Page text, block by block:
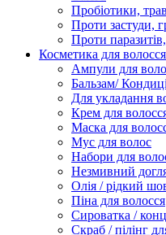
Пробіотики,
Проти застуди,
Проти паразитів,
Косметика для волосся
Ампули для
Бальзам/
Для укладання
Крем для
Маска для
Мус для волос
Набори для
Незмивний
Олія / рідкий
Піна для волосся
Сироватка /
Скраб / пілінг